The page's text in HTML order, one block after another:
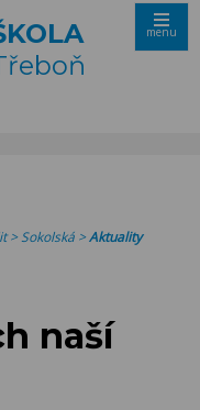
menu
>Sokolská >Aktuality
naší